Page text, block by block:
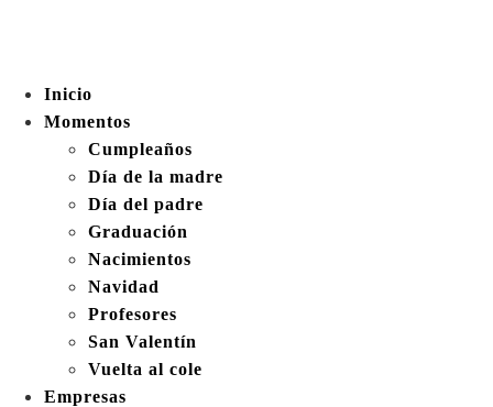
Inicio
Momentos
Cumpleaños
Día de la madre
Día del padre
Graduación
Nacimientos
Navidad
Profesores
San Valentín
Vuelta al cole
Empresas